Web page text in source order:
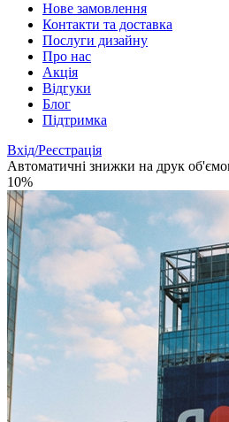
Нове замовлення
Контакти та доставка
Послуги дизайну
Про нас
Акція
Відгуки
Блог
Підтримка
Вхід/Реєстрація
Автоматичні знижки на друк
10%